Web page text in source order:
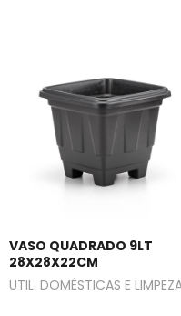
VASO QUADRADO 9LT
28X28X22CM
UTIL. DOMÉSTICAS E